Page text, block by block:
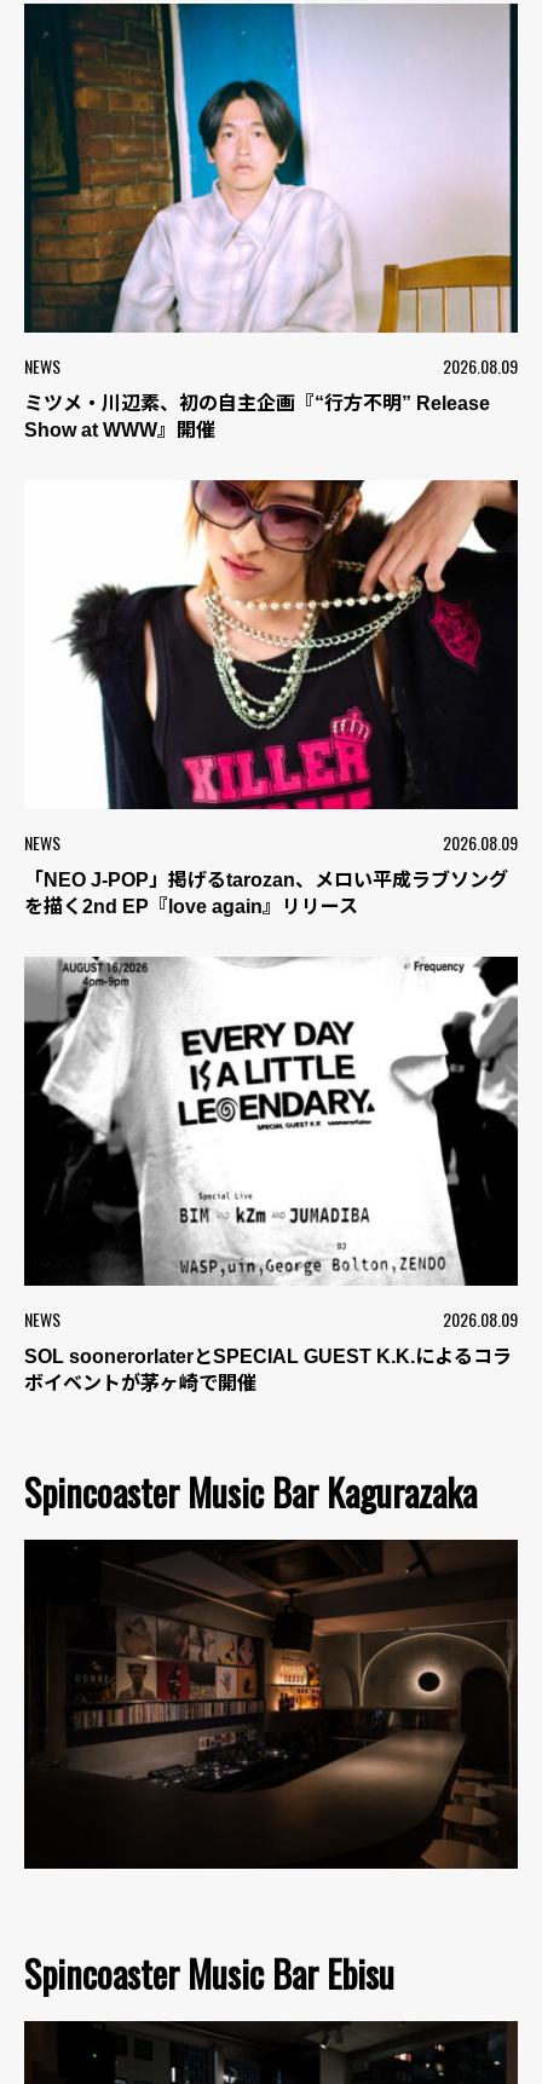
NEWS 2026.08.09
ミツメ・川辺素、初の自主企画『“行方不明” Release
Show at WWW』開催
NEWS 2026.08.09
「NEO J-POP」掲げるtarozan、メロい平成ラブソング
を描く2nd EP『love again』リリース
NEWS 2026.08.09
SOL soonerorlaterとSPECIAL GUEST K.K.によるコラ
ボイベントが茅ヶ崎で開催
Spincoaster Music Bar Kagurazaka
Spincoaster Music Bar Ebisu